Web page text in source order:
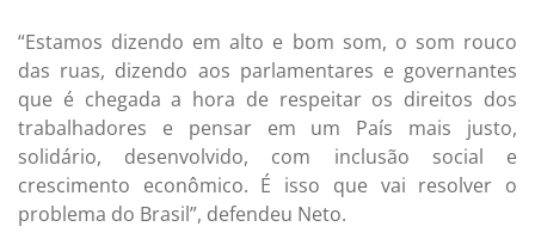
“Estamos dizendo em alto e bom som, o som rouco
das ruas, dizendo aos parlamentares e governantes
que é chegada a hora de respeitar os direitos dos
trabalhadores e pensar em um País mais justo,
solidário, desenvolvido, com inclusão social e
crescimento econômico. É isso que vai resolver o
problema do Brasil”, defendeu Neto.